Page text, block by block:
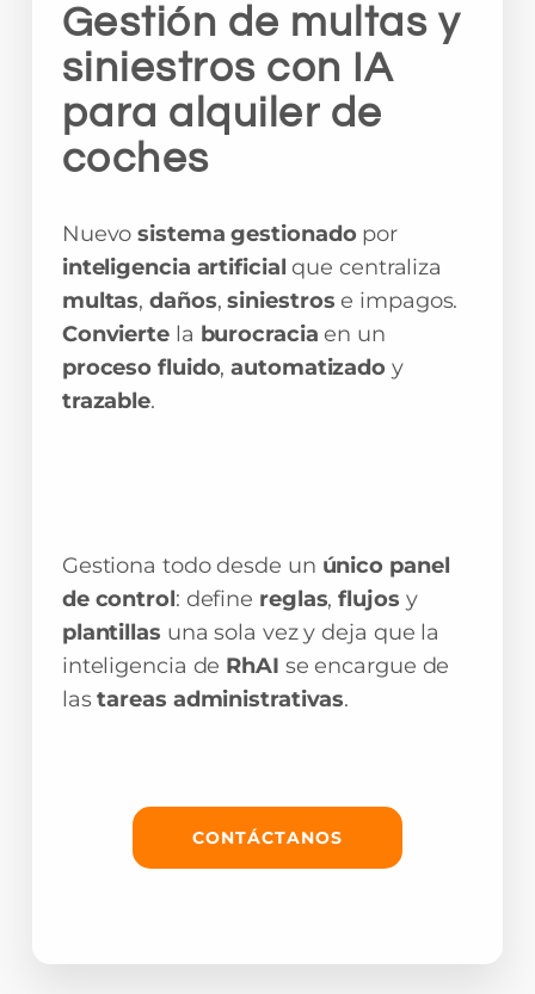
Gestión de multas y
siniestros con IA
para alquiler de
coches
Nuevosistema gestionadopor
inteligencia artificialque centraliza
multas,daños,siniestros e impagos.
Convierte la burocracia en un
proceso fluido,automatizado y
trazable.
Gestiona todo desde un único panel
de control: define reglas,flujos y
plantillas una sola vez y deja que la
inteligencia de RhAI se encargue de
lastareas administrativas.
CONTÁCTANOS